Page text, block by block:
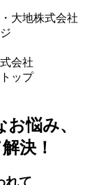
悩み、
決！
れて